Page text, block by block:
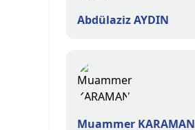
Abdülaziz AYDIN
Muammer KARAMAN